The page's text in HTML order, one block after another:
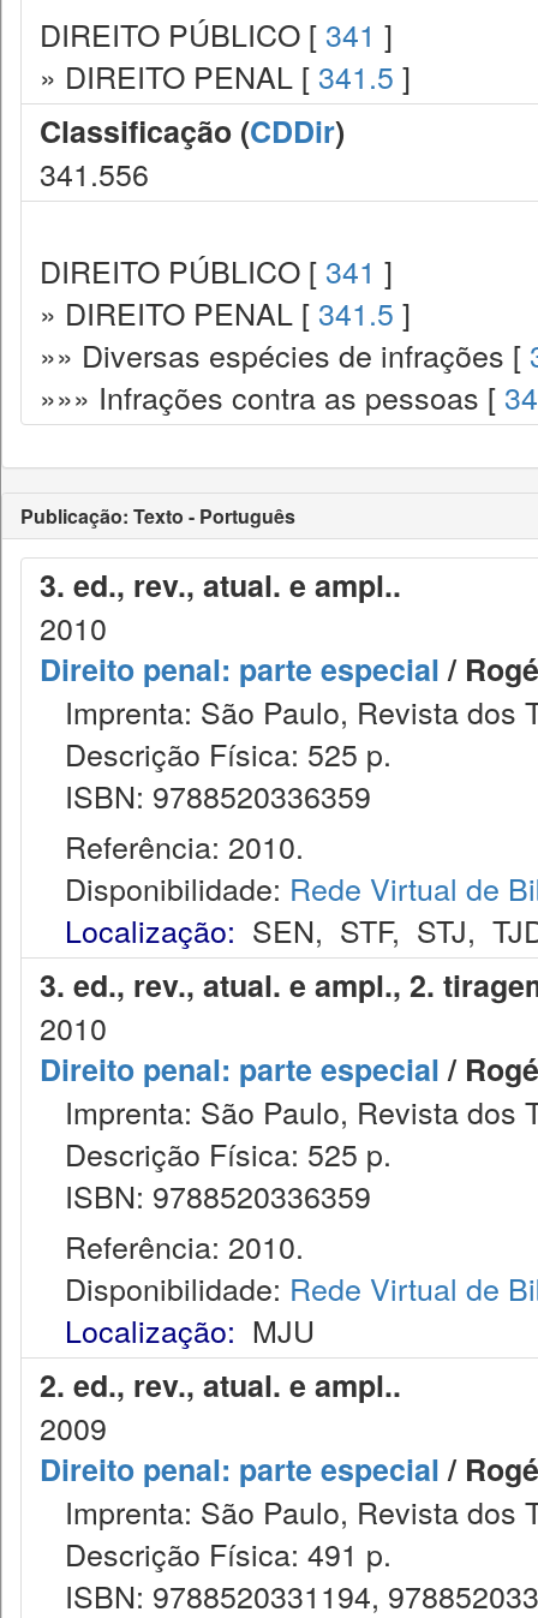
DIREITO PÚBLICO [ 341 ]
» DIREITO PENAL [ 341.5 ]
Classificação (CDDir)
341.556
DIREITO PÚBLICO [ 341 ]
» DIREITO PENAL [ 341.5 ]
»» Diversas espécies de infrações [
»»» Infrações contra as pessoas [
Publicação: Texto - Português
3. ed., rev., atual. e ampl..
2010
Direito penal: parte especial/
Imprenta: São Paulo, Revista dos
Descrição Física: 525 p.
ISBN: 9788520336359
Referência: 2010.
Disponibilidade: Rede Virtual de
Localização: SEN, STF, STJ,
3. ed., rev., atual. e ampl., 2.
2010
Direito penal: parte especial/
Imprenta: São Paulo, Revista dos
Descrição Física: 525 p.
ISBN: 9788520336359
Referência: 2010.
Disponibilidade: Rede Virtual de
Localização: MJU
2. ed., rev., atual. e ampl..
2009
Direito penal: parte especial/
Imprenta: São Paulo, Revista dos
Descrição Física: 491 p.
ISBN: 9788520331194,